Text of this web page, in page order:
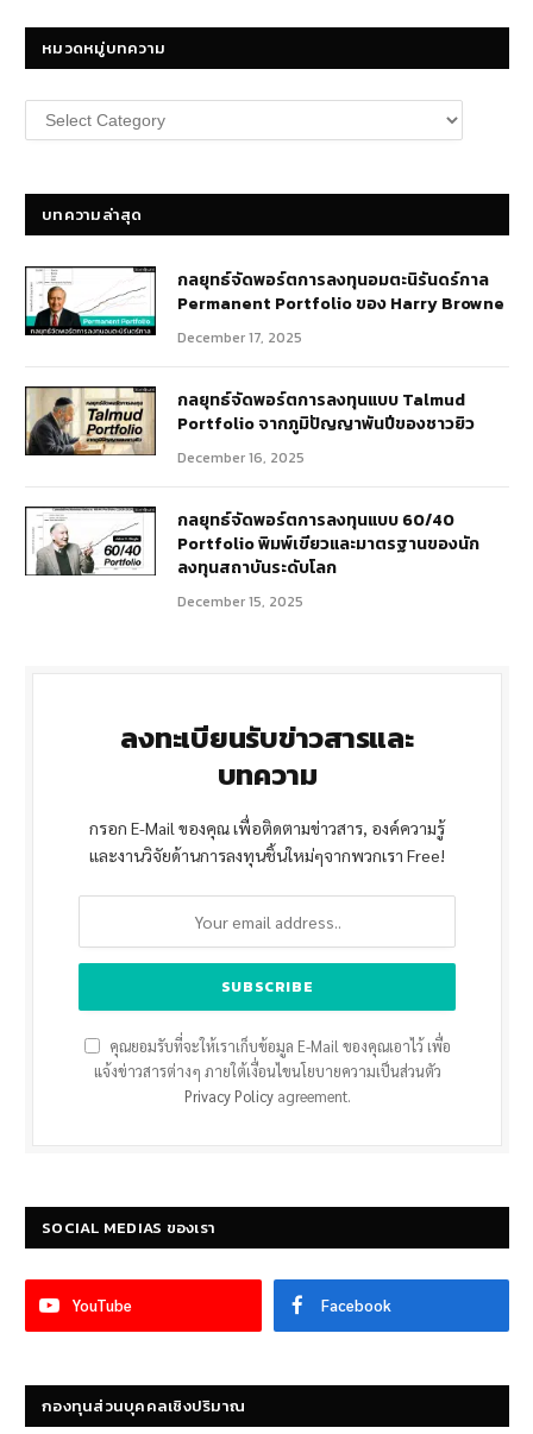
หมวดหมู่บทความ
หมวด
หมู่
บทความล่าสุด
กลยุทธ์​จัดพอร์ตการลงทุนอมตะนิรันดร์กาล
Permanent Portfolio ของ Harry Browne
December 17, 2025
กลยุทธ์จัดพอร์ตการลงทุนแบบ Talmud
Portfolio จากภูมิปัญญาพันปีของชาวยิว
December 16, 2025
กลยุทธ์จัดพอร์ตการลงทุนแบบ 60/40
Portfolio พิมพ์เขียวและมาตรฐานของนัก
ลงทุนสถาบันระดับโลก
December 15, 2025
ลงทะเบียนรับข่าวสารและ
บทความ
กรอก E-Mail ของคุณ เพื่อติดตามข่าวสาร, องค์ความรู้
และงานวิจัยด้านการลงทุนชิ้นใหม่ๆจากพวกเรา Free!
คุณยอมรับที่จะให้เราเก็บข้อมูล E-Mail ของคุณเอาไว้ เพื่อ
แจ้งข่าวสารต่างๆ ภายใต้เงื่อนไขนโยบายความเป็นส่วนตัว
Privacy Policyagreement.
SOCIAL MEDIAS ของเรา
YouTube Facebook
กองทุนส่วนบุคคลเชิงปริมาณ